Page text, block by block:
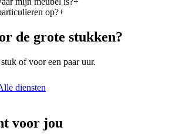
op?+
de grote stukken?
of voor een paar uur.
diensten
voor jou